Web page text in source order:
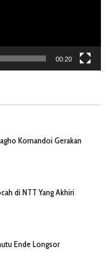
00:20
Komandoi Gerakan
di NTT Yang Akhiri
Ende Longsor